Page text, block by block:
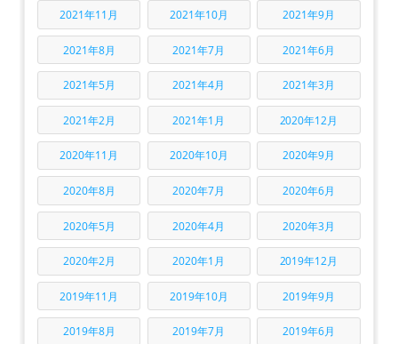
2021年11月 2021年10月 2021年9月
2021年8月 2021年7月 2021年6月
2021年5月 2021年4月 2021年3月
2021年2月 2021年1月 2020年12月
2020年11月 2020年10月 2020年9月
2020年8月 2020年7月 2020年6月
2020年5月 2020年4月 2020年3月
2020年2月 2020年1月 2019年12月
2019年11月 2019年10月 2019年9月
2019年8月 2019年7月 2019年6月